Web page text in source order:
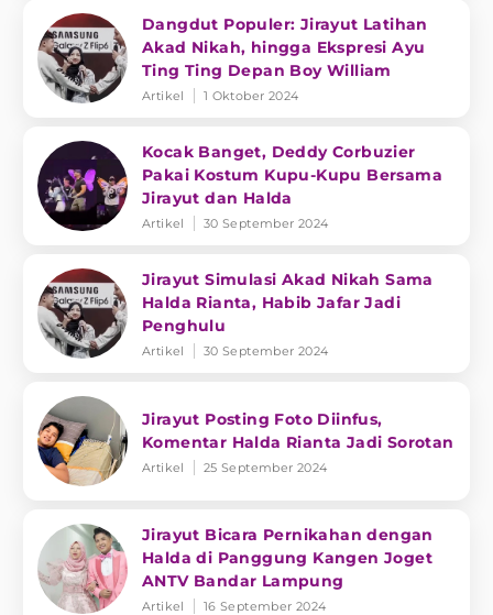
Dangdut Populer: Jirayut Latihan
Akad Nikah, hingga Ekspresi Ayu
Ting Ting Depan Boy William
Artikel 1 Oktober 2024
Kocak Banget, Deddy Corbuzier
Pakai Kostum Kupu-Kupu Bersama
Jirayut dan Halda
Artikel 30 September 2024
Jirayut Simulasi Akad Nikah Sama
Halda Rianta, Habib Jafar Jadi
Penghulu
Artikel 30 September 2024
Jirayut Posting Foto Diinfus,
Komentar Halda Rianta Jadi Sorotan
Artikel 25 September 2024
Jirayut Bicara Pernikahan dengan
Halda di Panggung Kangen Joget
ANTV Bandar Lampung
Artikel 16 September 2024